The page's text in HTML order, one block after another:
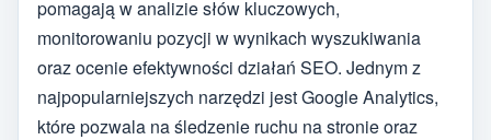
pomagają w analizie słów kluczowych,
monitorowaniu pozycji w wynikach wyszukiwania
oraz ocenie efektywności działań SEO. Jednym z
najpopularniejszych narzędzi jest Google Analytics,
które pozwala na śledzenie ruchu na stronie oraz